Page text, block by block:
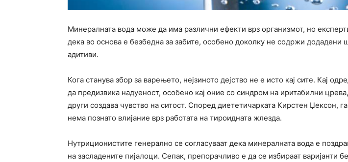
Минералната вода може да има различни ефекти врз организмот, но
дека во основа е безбедна за забите, особено доколку не содржи додадени
адитиви.
Кога станува збор за варењето, нејзиното дејство не е исто кај сите. Кај
да предизвика надуеност, особено кај оние со синдром на иритабилни
други создава чувство на ситост. Според диететичарката Кирстен Џексон,
нема познато влијание врз работата на тироидната жлезда.
Нутриционистите генерално се согласуваат дека минералната вода е
на засладените пијалоци. Сепак, препорачливо е да се избираат варијанти